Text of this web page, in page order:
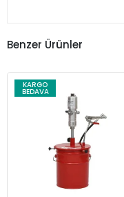
Benzer Ürünler
KARGO
BEDAVA